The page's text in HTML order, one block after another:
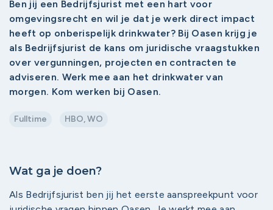
Ben jij een Bedrijfsjurist met een hart voor
omgevingsrecht en wil je dat je werk direct impact
heeft op onberispelijk drinkwater? Bij Oasen krijg je
als Bedrijfsjurist de kans om juridische vraagstukken
over vergunningen, projecten en contracten te
adviseren. Werk mee aan het drinkwater van
morgen. Kom werken bij Oasen.
Fulltime HBO, WO
Wat ga je doen?
Als Bedrijfsjurist ben jij het eerste aanspreekpunt voor